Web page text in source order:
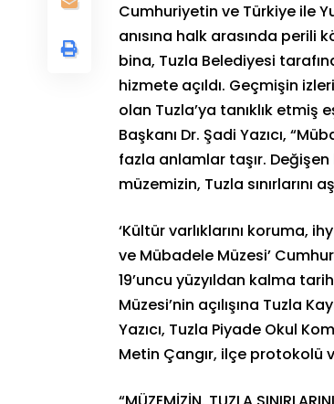
Cumhuriyetin ve Türkiye ile
anısına halk arasında perili
bina, Tuzla Belediyesi
hizmete açıldı. Geçmişin
olan Tuzla’ya tanıklık etmiş
Başkanı Dr. Şadi Yazıcı,
fazla anlamlar taşır.
müzemizin, Tuzla
‘Kültür varlıklarını koruma,
ve Mübadele Müzesi’
19’uncu yüzyıldan kalma
Müzesi’nin açılışına Tuzla
Yazıcı, Tuzla Piyade Okul
Metin Çangır, ilçe protokolü